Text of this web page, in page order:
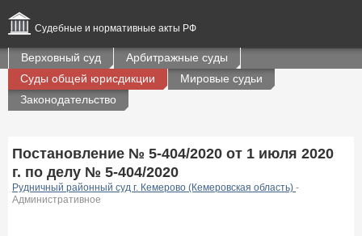
Судебные и нормативные акты РФ
Верховный суд
Арбитражные суды
Суды общей юрисдикции
Мировые судьи
Законодательство
Постановление № 5-404/2020 от 1 июля 2020
г. по делу № 5-404/2020
Рудничный районный суд г. Кемерово (Кемеровская область) -
Административное